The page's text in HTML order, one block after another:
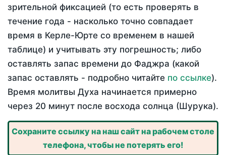
зрительной фиксацией (то есть проверять в
течение года - насколько точно совпадает
время в Керле-Юрте со временем в нашей
таблице) и учитывать эту погрешность; либо
оставлять запас времени до Фаджра (какой
запас оставлять - подробно читайте по ссылке).
Время молитвы Духа начинается примерно
через 20 минут после восхода солнца (Шурука).
Сохраните ссылку на наш сайт на рабочем столе
телефона, чтобы не потерять его!